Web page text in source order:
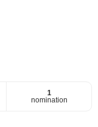
1
nomination